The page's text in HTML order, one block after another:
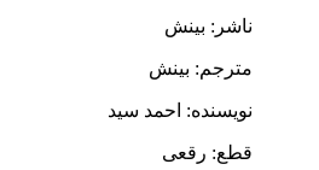
ناشر: بینش
مترجم: بینش
نویسنده: احمد سید
قطع: رقعی